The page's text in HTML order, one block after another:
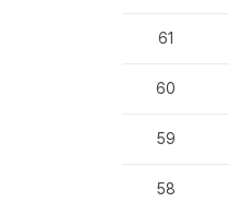
61
60
59
58